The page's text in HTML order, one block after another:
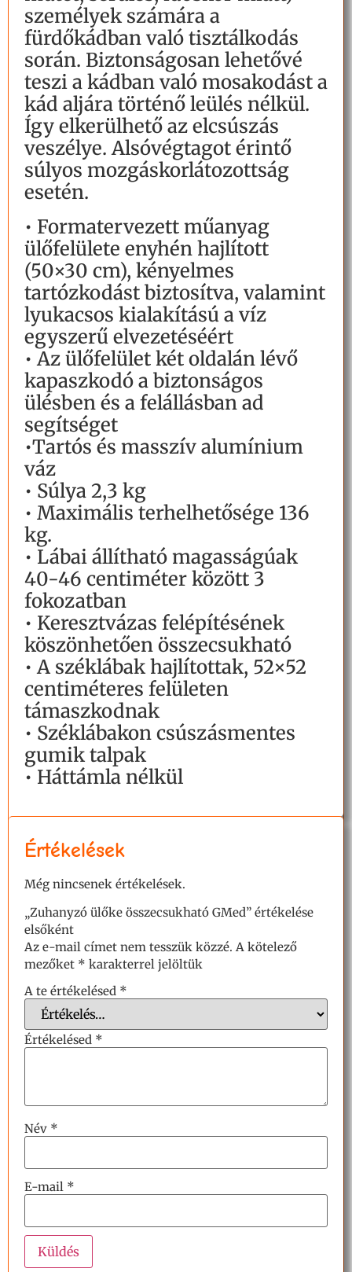
személyek számára a
fürdőkádban való tisztálkodás
során. Biztonságosan lehetővé
teszi a kádban való mosakodást a
kád aljára történő leülés nélkül.
Így elkerülhető az elcsúszás
veszélye. Alsóvégtagot érintő
súlyos mozgáskorlátozottság
esetén.
• Formatervezett műanyag
ülőfelülete enyhén hajlított
(50×30 cm), kényelmes
tartózkodást biztosítva, valamint
lyukacsos kialakítású a víz
egyszerű elvezetéséért
• Az ülőfelület két oldalán lévő
kapaszkodó a biztonságos
ülésben és a felállásban ad
segítséget
•Tartós és masszív alumínium
váz
• Súlya 2,3 kg
• Maximális terhelhetősége 136
kg.
• Lábai állítható magasságúak
40-46 centiméter között 3
fokozatban
• Keresztvázas felépítésének
köszönhetően összecsukható
• A széklábak hajlítottak, 52×52
centiméteres felületen
támaszkodnak
• Széklábakon csúszásmentes
gumik talpak
• Háttámla nélkül
Értékelések
Még nincsenek értékelések.
„Zuhanyzó ülőke összecsukható GMed” értékelése
elsőként
Az e-mail címet nem tesszük közzé. A kötelező
mezőket * karakterrel jelöltük
A te értékelésed *
Értékelésed *
Név *
E-mail *